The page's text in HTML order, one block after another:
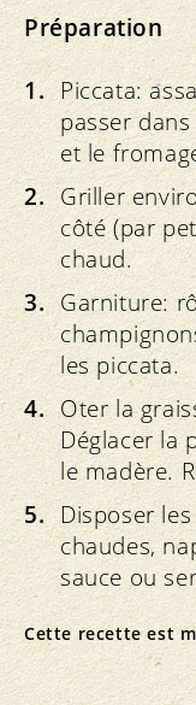
Préparation
Piccata:
passer
et le
Griller
côté (par
chaud.
Garniture:
les piccata.
Oter la
Déglacer la
le madère.
Disposer
chaudes,
sauce ou
Cette recette est